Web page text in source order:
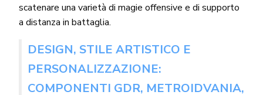
scatenare una varietà di magie offensive e di supporto
a distanza in battaglia.
DESIGN, STILE ARTISTICO E
PERSONALIZZAZIONE:
COMPONENTI GDR, METROIDVANIA,